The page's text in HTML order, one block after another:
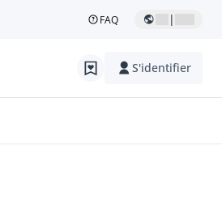
FAQ |
S'identifier